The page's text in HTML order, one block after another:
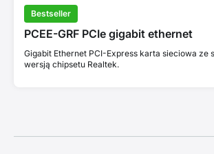
Bestseller
PCEE-GRF PCIe gigabit ethernet
Gigabit Ethernet PCI-Express karta sieciowa ze
wersją chipsetu Realtek.